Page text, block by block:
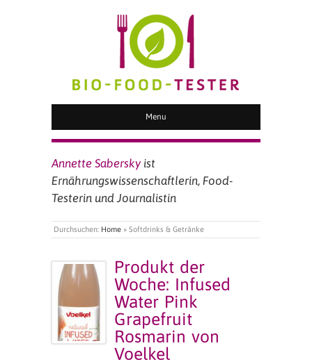
BIO FOOD TESTER
Menu
Annette Sabersky ist
Ernährungswissenschaftlerin, Food-
Testerin und Journalistin
Durchsuchen: Home » Softdrinks & Getränke
Produkt der
Woche: Infused
Water Pink
Grapefruit
Rosmarin von
Voelkel